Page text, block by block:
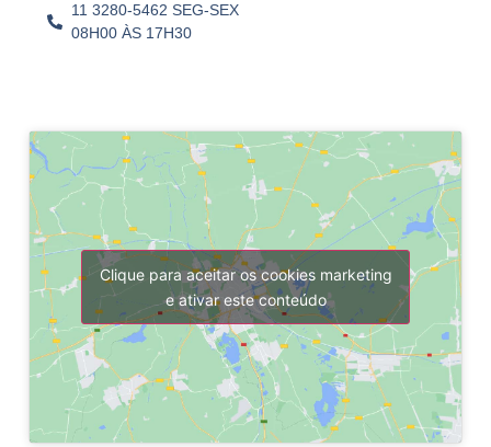
11 3280-5462 SEG-SEX
08H00 ÀS 17H30
Clique para aceitar os cookies marketing
e ativar este conteúdo